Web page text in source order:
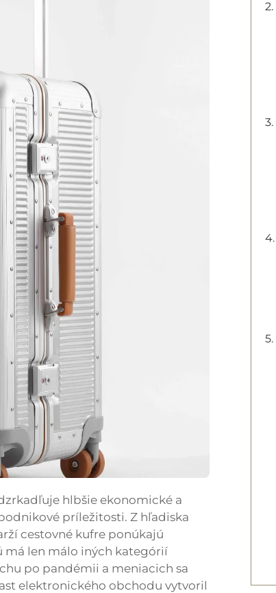
hlbšie ekonomické a
príležitosti. Z hľadiska
cestovné kufre ponúkajú
len málo iných kategórií
po pandémii a meniacich sa
elektronického obchodu vytvoril